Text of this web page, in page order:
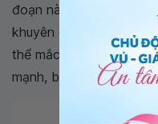
đoạn này. Nếu dùng
khuyên của bác sĩ về
thể mắc phải, với cách
mạnh, bạn có thể sống